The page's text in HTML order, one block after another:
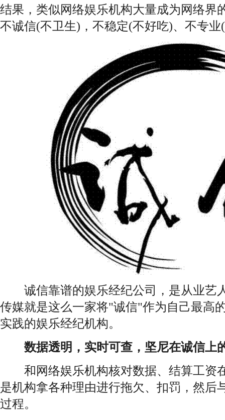
结果，类似网络娱乐机构大量成为网络界
不诚信(不卫生)，不稳定(不好吃)、不专业
诚信靠谱的娱乐经纪公司，是从业艺
传媒就是这么一家将"诚信"作为自己最高
实践的娱乐经纪机构。
数据透明，实时可查，坚尼在诚信上
和网络娱乐机构核对数据、结算工资
是机构拿各种理由进行拖欠、扣罚，然后
过程。